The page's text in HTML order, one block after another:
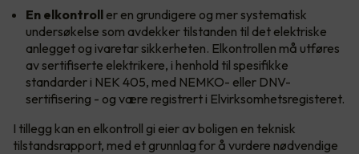
En elkontroll er en grundigere og mer systematisk
undersøkelse som avdekker tilstanden til det elektriske
anlegget og ivaretar sikkerheten. Elkontrollen må utføres
av sertifiserte elektrikere, i henhold til spesifikke
standarder i NEK 405, med NEMKO- eller DNV-
sertifisering - og være registrert i Elvirksomhetsregisteret.
I tillegg kan en elkontroll gi eier av boligen en teknisk
tilstandsrapport, med et grunnlag for å vurdere nødvendige